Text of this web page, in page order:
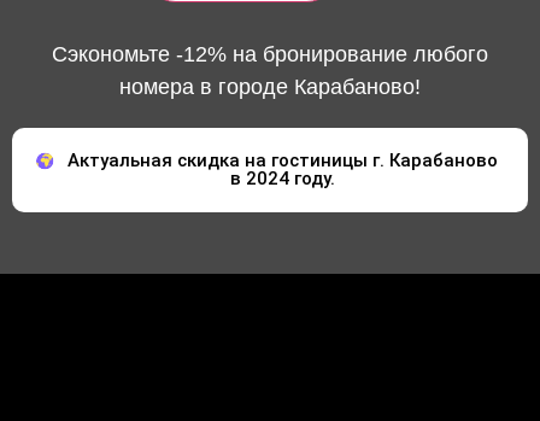
Сэкономьте -12% на бронирование любого
номера в городе Карабаново!
Актуальная скидка на гостиницы г. Карабаново
в 2024 году.